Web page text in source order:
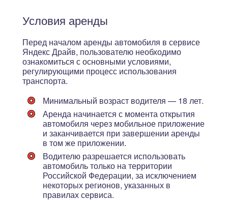
Условия аренды
Перед началом аренды автомобиля в сервисе
Яндекс Драйв, пользователю необходимо
ознакомиться с основными условиями,
регулирующими процесс использования
транспорта.
Минимальный возраст водителя — 18 лет.
Аренда начинается с момента открытия
автомобиля через мобильное приложение
и заканчивается при завершении аренды
в том же приложении.
Водителю разрешается использовать
автомобиль только на территории
Российской Федерации, за исключением
некоторых регионов, указанных в
правилах сервиса.